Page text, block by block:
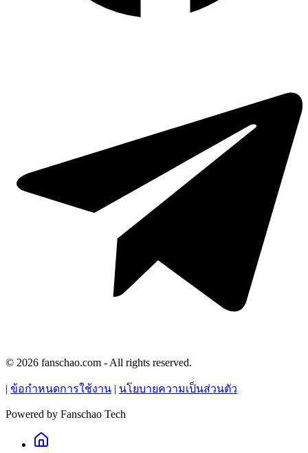
© 2026 fanschao.com - All rights reserved.
ข้อกำหนดการใช้งาน นโยบายความเป็นส่วนตัว
Powered by Fanschao Tech